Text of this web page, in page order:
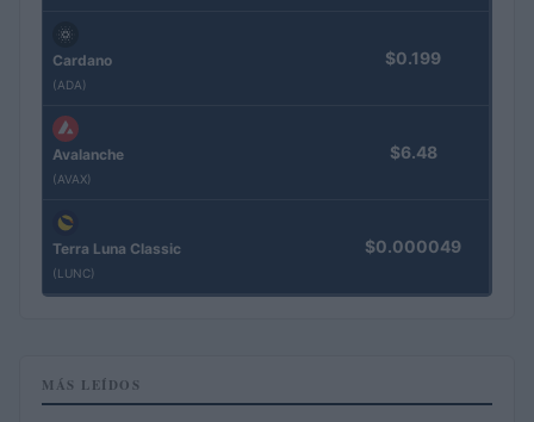
Cardano
(ADA)
$0.199
Avalanche
(AVAX)
$6.48
Terra Luna Classic
(LUNC)
$0.000049
MÁS LEÍDOS